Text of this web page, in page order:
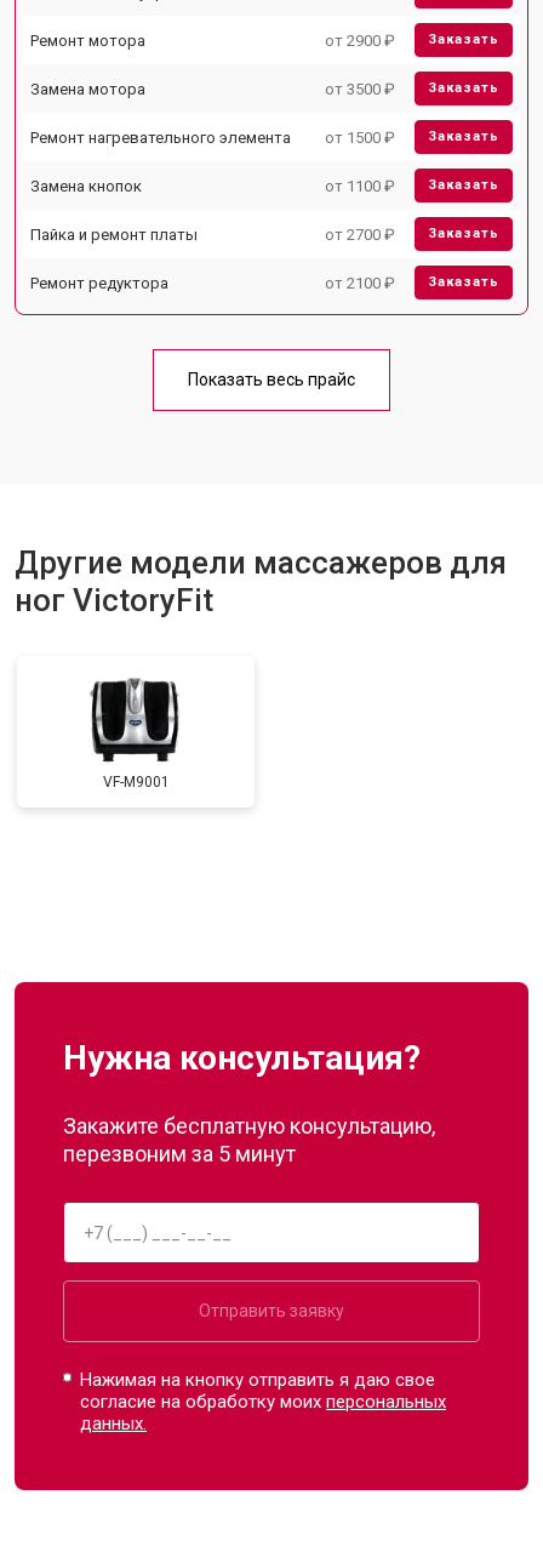
Ремонт мотора от 2900 ₽ Заказать
Замена мотора от 3500 ₽ Заказать
Ремонт нагревательного элемента от 1500 ₽ Заказать
Замена кнопок от 1100 ₽ Заказать
Пайка и ремонт платы от 2700 ₽ Заказать
Ремонт редуктора от 2100 ₽ Заказать
Показать весь прайс
Другие модели массажеров для
ног VictoryFit
VF-M9001
Нужна консультация?
Закажите бесплатную консультацию,
перезвоним за 5 минут
Отправить заявку
Нажимая на кнопку отправить я даю свое
согласие на обработку моихперсональных
данных.